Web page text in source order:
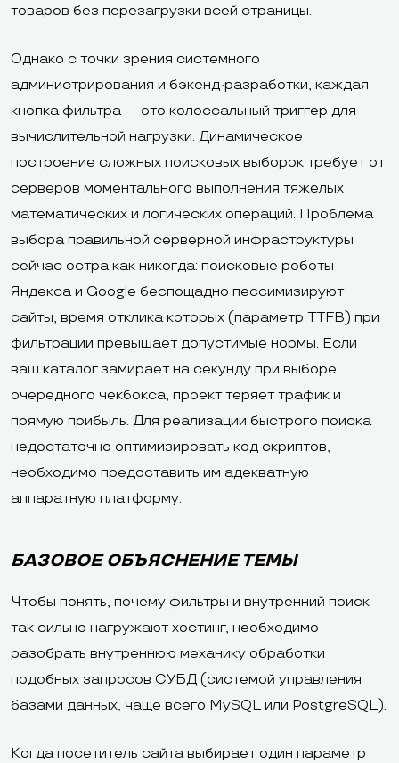
товаров без перезагрузки всей страницы.
Однако с точки зрения системного
администрирования и бэкенд-разработки, каждая
кнопка фильтра — это колоссальный триггер для
вычислительной нагрузки. Динамическое
построение сложных поисковых выборок требует от
серверов моментального выполнения тяжелых
математических и логических операций. Проблема
выбора правильной серверной инфраструктуры
сейчас остра как никогда: поисковые роботы
Яндекса и Google беспощадно пессимизируют
сайты, время отклика которых (параметр TTFB) при
фильтрации превышает допустимые нормы. Если
ваш каталог замирает на секунду при выборе
очередного чекбокса, проект теряет трафик и
прямую прибыль. Для реализации быстрого поиска
недостаточно оптимизировать код скриптов,
необходимо предоставить им адекватную
аппаратную платформу.
БАЗОВОЕ ОБЪЯСНЕНИЕ ТЕМЫ
Чтобы понять, почему фильтры и внутренний поиск
так сильно нагружают хостинг, необходимо
разобрать внутреннюю механику обработки
подобных запросов СУБД (системой управления
базами данных, чаще всего MySQL или PostgreSQL).
Когда посетитель сайта выбирает один параметр